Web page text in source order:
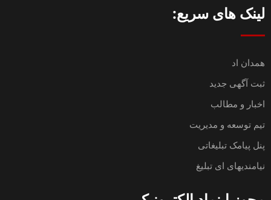
لینک های سریع:
همدان اد
ثبت آگهی جدید
اخبار و مطالب
تیم توسعه و مدیریت
پنل پیامک تبلیغاتی
نیامندیهای ای تبلیغ